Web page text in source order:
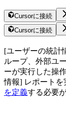
Cursorに接続
Cursorに接続
[ユーザーの統計
ループ、外部ユ
ーが実行した操
情報] レポートを
を定義する必要